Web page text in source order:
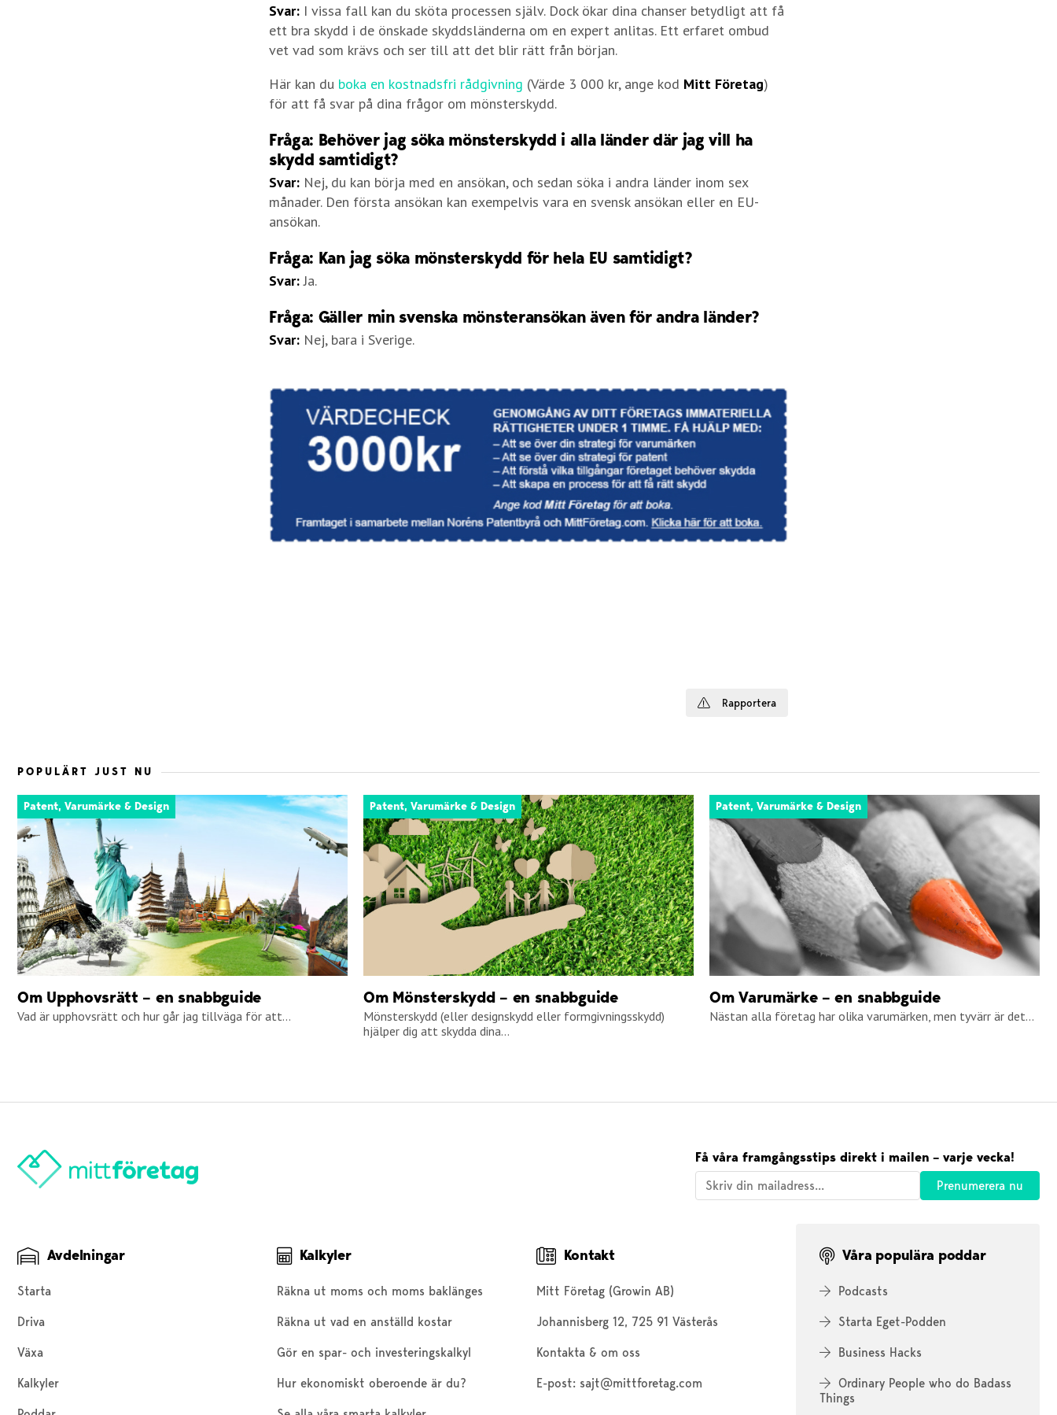
Svar: I vissa fall kan du sköta processen själv. Dock ökar dina chanser betydligt att få
ett bra skydd i de önskade skyddsländerna om en expert anlitas. Ett erfaret ombud
vet vad som krävs och ser till att det blir rätt från början.
Här kan du boka en kostnadsfri rådgivning (Värde 3 000 kr, ange kod Mitt Företag)
för att få svar på dina frågor om mönsterskydd.
Fråga: Behöver jag söka mönsterskydd i alla länder där jag vill ha
skydd samtidigt?
Svar: Nej, du kan börja med en ansökan, och sedan söka i andra länder inom sex
månader. Den första ansökan kan exempelvis vara en svensk ansökan eller en EU-
ansökan.
Fråga: Kan jag söka mönsterskydd för hela EU samtidigt?
Svar:Ja.
Fråga: Gäller min svenska mönsteransökan även för andra länder?
Svar: Nej, bara i Sverige.
Rapportera
POPULÄRT JUST NU
Patent, Varumärke & Design
Om Upphovsrätt – en snabbguide
Vad är upphovsrätt och hur går jag tillväga för att...
Patent, Varumärke & Design
Om Mönsterskydd – en snabbguide
Mönsterskydd (eller designskydd eller formgivningsskydd)
hjälper dig att skydda dina...
Patent, Varumärke & Design
Om Varumärke – en snabbguide
Nästan alla företag har olika varumärken, men tyvärr är det...
Få våra framgångsstips direkt i mailen – varje vecka!
Avdelningar
Starta
Driva
Växa
Kalkyler
Kalkyler
Räkna ut moms och moms baklänges
Räkna ut vad en anställd kostar
Gör en spar- och investeringskalkyl
Hur ekonomiskt oberoende är du?
Kontakt
Mitt Företag (Growin AB)
Johannisberg 12, 725 91 Västerås
Kontakta & om oss
E-post: sajt@mittforetag.com
Våra populära poddar
Podcasts
Starta Eget-Podden
Business Hacks
Ordinary People who do Badass
Things